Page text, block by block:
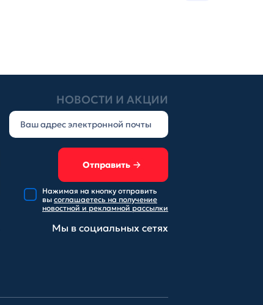
НОВОСТИ И АКЦИИ
Отправить
Нажимая на кнопку отправить
вы соглашаетесь на получение
новостной и рекламной рассылки
Мы в социальных сетях